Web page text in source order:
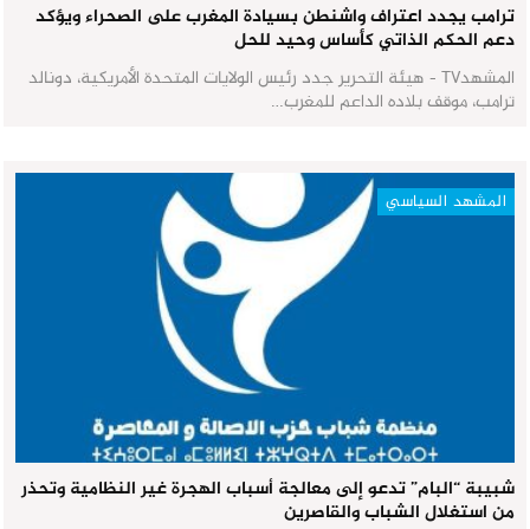
ترامب يجدد اعتراف واشنطن بسيادة المغرب على الصحراء ويؤكد
دعم الحكم الذاتي كأساس وحيد للحل
المشهدTV - هيئة التحرير جدد رئيس الولايات المتحدة الأمريكية، دونالد
ترامب، موقف بلاده الداعم للمغرب…
المشهد السياسي
شبيبة “البام” تدعو إلى معالجة أسباب الهجرة غير النظامية وتحذر
من استغلال الشباب والقاصرين